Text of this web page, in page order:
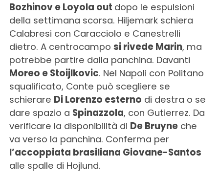
Bozhinov e Loyola out dopo le espulsioni
della settimana scorsa. Hiljemark schiera
Calabresi con Caracciolo e Canestrelli
dietro. A centrocampo si rivede Marin, ma
potrebbe partire dalla panchina. Davanti
Moreo e Stoijlkovic. Nel Napoli con Politano
squalificato, Conte può scegliere se
schierare Di Lorenzo esterno di destra o se
dare spazio a Spinazzola, con Gutierrez. Da
verificare la disponibilità di De Bruyneche
va verso la panchina. Conferma per
l’accoppiata brasiliana Giovane-Santos
alle spalle di Hojlund.